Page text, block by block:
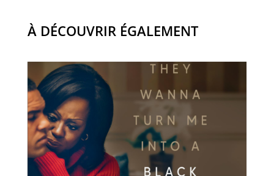
À DÉCOUVRIR ÉGALEMENT